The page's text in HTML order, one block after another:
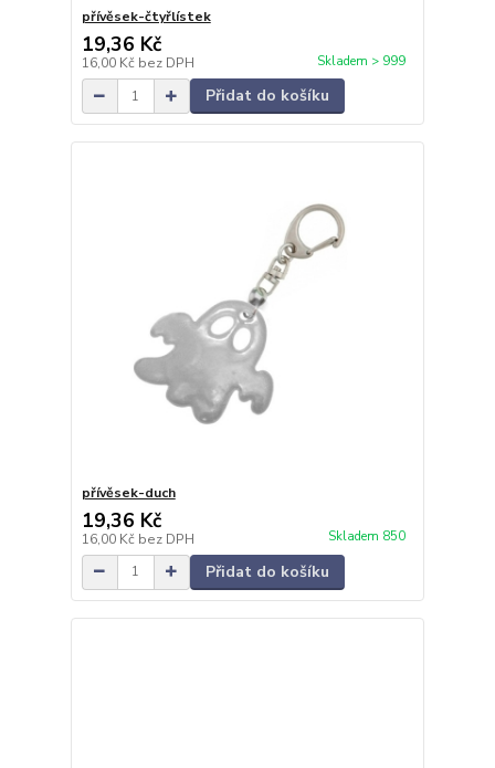
přívěsek-čtyřlístek
19,36 Kč
16,00 Kč bez DPH Skladem > 999
Přidat do košíku
přívěsek-duch
19,36 Kč
16,00 Kč bez DPH Skladem 850
Přidat do košíku